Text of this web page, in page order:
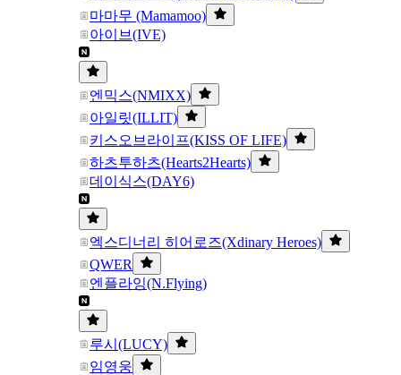
마마무 (Mamamoo)
아이브(IVE)
엔믹스(NMIXX)
아일릿(ILLIT)
키스오브라이프(KISS OF LIFE)
하츠투하츠(Hearts2Hearts)
데이식스(DAY6)
엑스디너리 히어로즈(Xdinary Heroes)
QWER
엔플라잉(N.Flying)
루시(LUCY)
임영웅